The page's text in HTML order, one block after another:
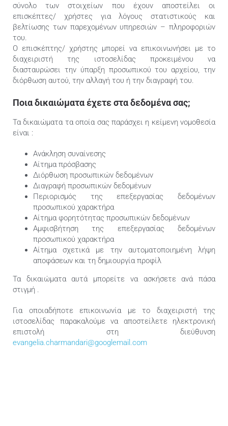
σύνολο των στοιχείων που έχουν αποστείλει οι
επισκέπτες/ χρήστες για λόγους στατιστικούς και
βελτίωσης των παρεχομένων υπηρεσιών – πληροφοριών
του.
Ο επισκέπτης/ χρήστης μπορεί να επικοινωνήσει με το
διαχειριστή της ιστοσελίδας προκειμένου να
διασταυρώσει την ύπαρξη προσωπικού του αρχείου, την
διόρθωση αυτού, την αλλαγή του ή την διαγραφή του.
Ποια δικαιώματα έχετε στα δεδομένα σας;
Τα δικαιώματα τα οποία σας παράσχει η κείμενη νομοθεσία
είναι :
Ανάκληση συναίνεσης
Αίτημα πρόσβασης
Διόρθωση προσωπικών δεδομένων
Διαγραφή προσωπικών δεδομένων
Περιορισμός της επεξεργασίας δεδομένων
προσωπικού χαρακτήρα
Αίτημα φορητότητας προσωπικών δεδομένων
Αμφισβήτηση της επεξεργασίας δεδομένων
προσωπικού χαρακτήρα
Αίτημα σχετικά με την αυτοματοποιημένη λήψη
αποφάσεων και τη δημιουργία προφίλ
Τα δικαιώματα αυτά μπορείτε να ασκήσετε ανά πάσα
στιγμή .
Για οποιαδήποτε επικοινωνία με το διαχειριστή της
ιστοσελίδας παρακαλούμε να αποστείλετε ηλεκτρονική
επιστολή στη διεύθυνση
evangelia.charmandari@googlemail.com